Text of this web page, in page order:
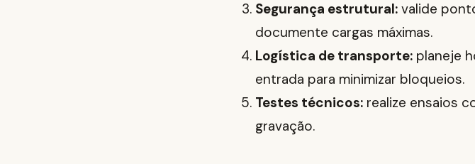
Segurança estrutural: valide
documente cargas máximas.
Logística de transporte: planeje
entrada para minimizar bloqueios.
Testes técnicos: realize ensaios
gravação.